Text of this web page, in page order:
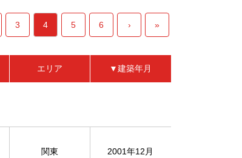
3 4 5 6 › »
エリア ▼建築年月
関東 2001年12月